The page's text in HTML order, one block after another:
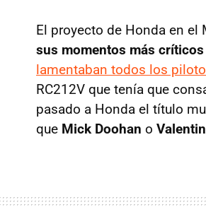
El proyecto de Honda en
sus momentos más
lamentaban todos los
RC212V que tenía que
pasado a Honda el título
que Mick Doohan o